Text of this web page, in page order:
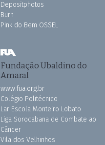
Depositphotos
Burh
Pink do Bem OSSEL
Fundação Ubaldino do
Amaral
www.fua.org.br
Colégio Politécnico
Lar Escola Monteiro Lobato
Liga Sorocabana de Combate ao
Câncer
Vila dos Velhinhos